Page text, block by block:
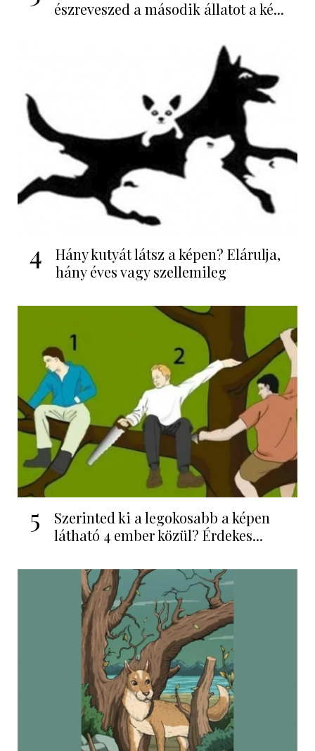
észreveszed a második állatot a ké...
4
Hány kutyát látsz a képen? Elárulja,
hány éves vagy szellemileg
5
Szerinted ki a legokosabb a képen
látható 4 ember közül? Érdekes...